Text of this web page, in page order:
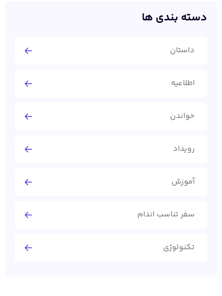
دسته بندی ها
داستان
اطلاعیه
خواندن
رویداد
آموزش
سفر تناسب اندام
تکنولوژی